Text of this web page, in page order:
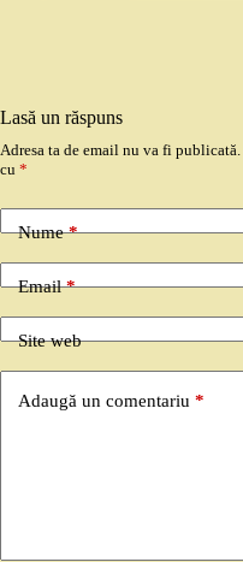
Lasă un răspuns
Adresa ta de email nu va fi publicată.
cu *
Nume*
Email*
Site web
Adaugă un comentariu *